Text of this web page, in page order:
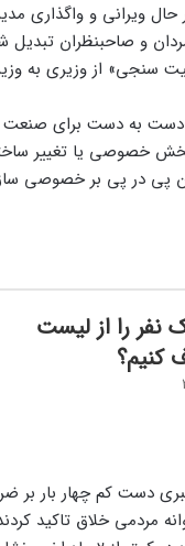
در حال ویرانی و
و صاحبنظران
سنجی» از وزیری به
دست به دست برای صنعت
خصوصی یا تغییر
پی در پی بر خصوصی
نفر را از لیست
کنیم؟
رهبری دست کم چهار
مردمی خلاق تاکید